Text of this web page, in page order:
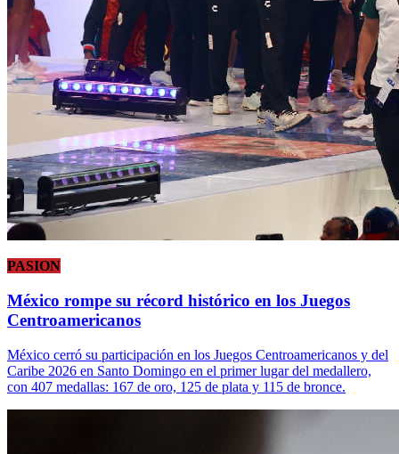
PASION
México rompe su récord histórico en los Juegos
Centroamericanos
México cerró su participación en los Juegos Centroamericanos y del
Caribe 2026 en Santo Domingo en el primer lugar del medallero,
con 407 medallas: 167 de oro, 125 de plata y 115 de bronce.